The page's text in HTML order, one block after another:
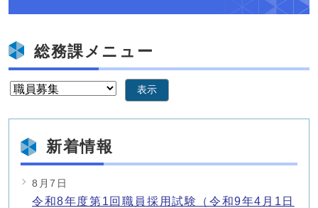
総務課メニュー
表示
新着情報
8月7日
令和8年度第1回職員採用試験（令和9年4月1日